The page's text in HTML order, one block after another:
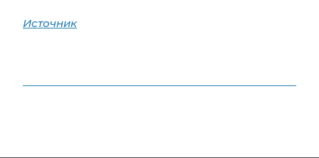
Источник